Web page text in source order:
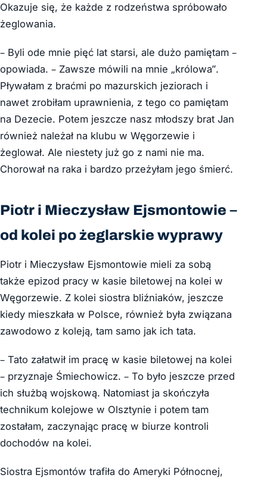
Okazuje się, że każde z rodzeństwa spróbowało
żeglowania.
– Byli ode mnie pięć lat starsi, ale dużo pamiętam –
opowiada. – Zawsze mówili na mnie „królowa”.
Pływałam z braćmi po mazurskich jeziorach i
nawet zrobiłam uprawnienia, z tego co pamiętam
na Dezecie. Potem jeszcze nasz młodszy brat Jan
również należał na klubu w Węgorzewie i
żeglował. Ale niestety już go z nami nie ma.
Chorował na raka i bardzo przeżyłam jego śmierć.
Piotr i Mieczysław Ejsmontowie –
od kolei po żeglarskie wyprawy
Piotr i Mieczysław Ejsmontowie mieli za sobą
także epizod pracy w kasie biletowej na kolei w
Węgorzewie. Z kolei siostra bliźniaków, jeszcze
kiedy mieszkała w Polsce, również była związana
zawodowo z koleją, tam samo jak ich tata.
– Tato załatwił im pracę w kasie biletowej na kolei
– przyznaje Śmiechowicz. – To było jeszcze przed
ich służbą wojskową. Natomiast ja skończyła
technikum kolejowe w Olsztynie i potem tam
zostałam, zaczynając pracę w biurze kontroli
dochodów na kolei.
Siostra Ejsmontów trafiła do Ameryki Północnej,